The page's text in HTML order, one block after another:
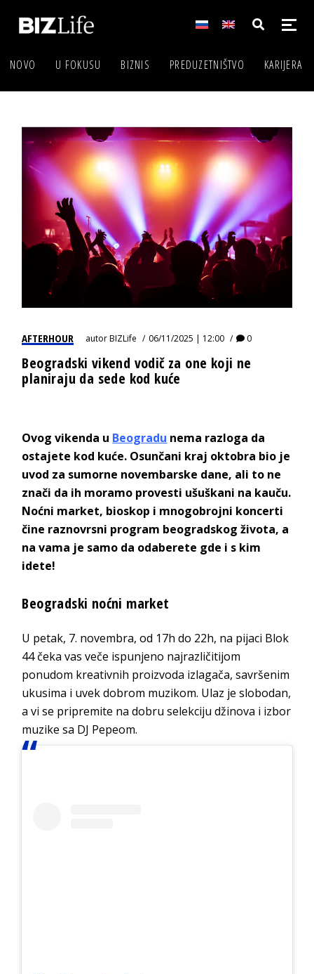
NOVO U FOKUSU BIZNIS PREDUZETNIŠTVO KARIJERA
AFTERHOUR autorBIZLife 06/11/2025 | 12:00 0
Beogradski vikend vodič za one koji ne
planiraju da sede kod kuće
Ovog vikenda u Beogradu nema razloga da
ostajete kod kuće. Osunčani kraj oktobra bio je
uvod za sumorne novembarske dane, ali to ne
znači da ih moramo provesti ušuškani na kauču.
Noćni market, bioskop i mnogobrojni koncerti
čine raznovrsni program beogradskog života, a
na vama je samo da odaberete gde i s kim
idete!
Beogradski noćni market
U petak, 7. novembra, od 17h do 22h, na pijaci Blok
44 čeka vas veče ispunjeno najrazličitijom
ponudom kreativnih proizvoda izlagača, savršenim
ukusima i uvek dobrom muzikom. Ulaz je slobodan,
a vi se pripremite na dobru selekciju džinova i izbor
muzike sa DJ Pepeom.